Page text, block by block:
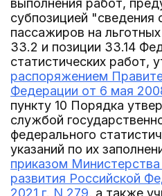
выполнения работ,
субпозицией "сведения
пассажиров на
33.2 и позиции 33.14
статистических работ,
распоряжением
Федерации от 6 мая
пункту 10 Порядка
службой
федерального
указаний по их
приказом
развития Российской
2021 г. N 279, а также